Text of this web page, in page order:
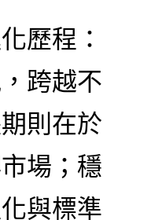
歷程：
跨越不
則在於
場；穩
與標準